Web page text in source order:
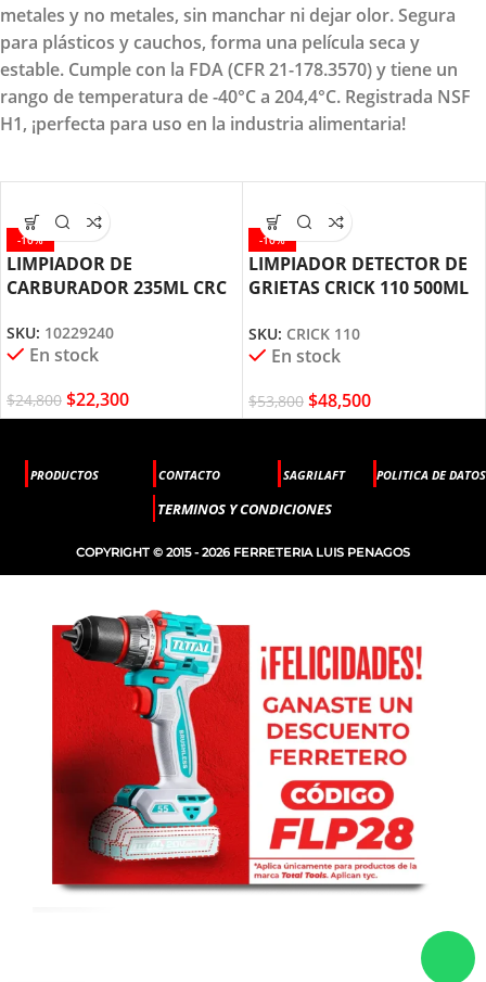
metales y no metales, sin manchar ni dejar olor. Segura
para plásticos y cauchos, forma una película seca y
estable. Cumple con la FDA (CFR 21-178.3570) y tiene un
rango de temperatura de -40°C a 204,4°C. Registrada NSF
H1, ¡perfecta para uso en la industria alimentaria!
-10%
LIMPIADOR DE
CARBURADOR 235ML CRC
SKU: 10229240
En stock
$24,800 $22,300
-10%
LIMPIADOR DETECTOR DE
GRIETAS CRICK 110 500ML
SKU: CRICK 110
En stock
$53,800 $48,500
PRODUCTOS CONTACTO SAGRILAFT POLITICA DE DATOS
TERMINOS Y CONDICIONES
COPYRIGHT © 2015 - 2026 FERRETERIA LUIS PENAGOS